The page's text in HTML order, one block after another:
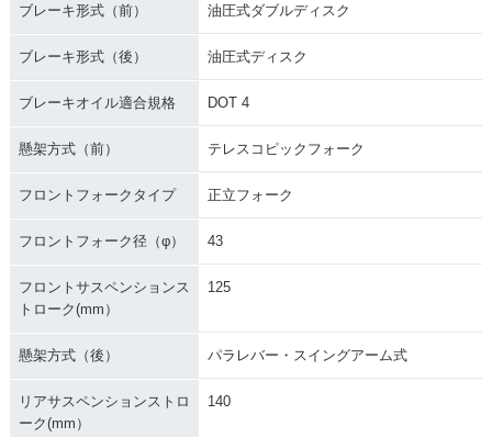
ブレーキ形式（前） 油圧式ダブルディスク
ブレーキ形式（後） 油圧式ディスク
ブレーキオイル適合規格 DOT 4
懸架方式（前） テレスコピックフォーク
フロントフォークタイプ 正立フォーク
フロントフォーク径（φ） 43
フロントサスペンションス
トローク(mm）
125
懸架方式（後） パラレバー・スイングアーム式
リアサスペンションストロ
ーク(mm）
140